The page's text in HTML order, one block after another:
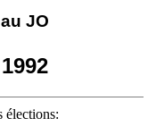
JO
élections: